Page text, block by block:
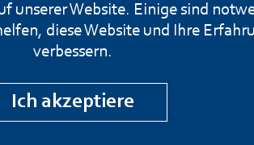
unserer Website. Einige sind
diese Website und Ihre
verbessern.
Ich akzeptiere
Herbertz
Palisander 570113
20,- €